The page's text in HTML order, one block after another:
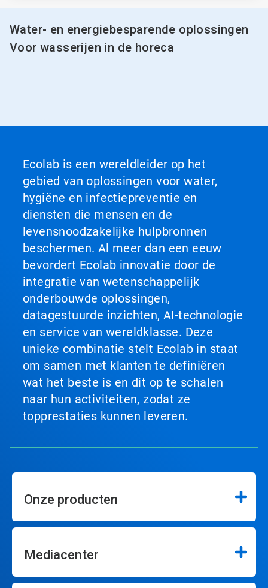
Water- en energiebesparende oplossingen
Voor wasserijen in de horeca
Ecolab is een wereldleider op het
gebied van oplossingen voor water,
hygiëne en infectiepreventie en
diensten die mensen en de
levensnoodzakelijke hulpbronnen
beschermen. Al meer dan een eeuw
bevordert Ecolab innovatie door de
integratie van wetenschappelijk
onderbouwde oplossingen,
datagestuurde inzichten, AI-technologie
en service van wereldklasse. Deze
unieke combinatie stelt Ecolab in staat
om samen met klanten te definiëren
wat het beste is en dit op te schalen
naar hun activiteiten, zodat ze
topprestaties kunnen leveren.
Onze producten
Mediacenter